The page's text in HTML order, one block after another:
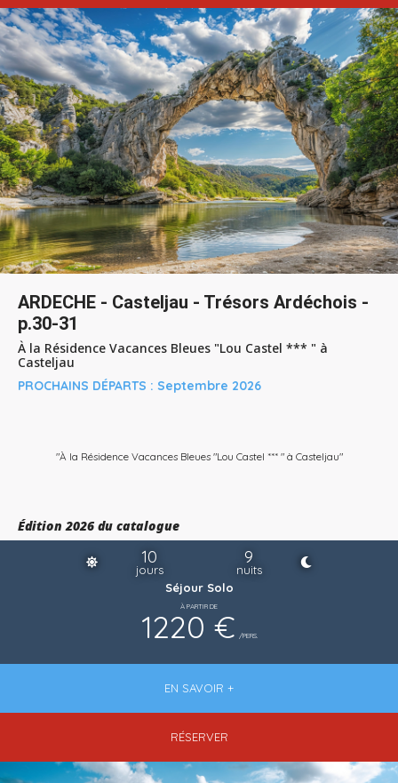
ARDECHE - Casteljau - Trésors Ardéchois -
p.30-31
Édition 2026 du catalogue
À la Résidence Vacances Bleues "Lou Castel *** " à
Casteljau
PROCHAINS DÉPARTS : Septembre 2026
"À la Résidence Vacances Bleues "Lou Castel *** " à Casteljau"
10
jours
9
nuits
Séjour Solo
À PARTIR DE
1220 € /PERS.
EN SAVOIR +
RÉSERVER